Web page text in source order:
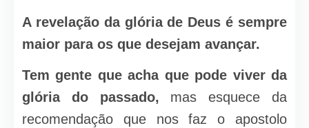
A revelação da glória de Deus é sempre
maior para os que desejam avançar.
Tem gente que acha que pode viver da
glória do passado, mas esquece da
recomendação que nos faz o apostolo